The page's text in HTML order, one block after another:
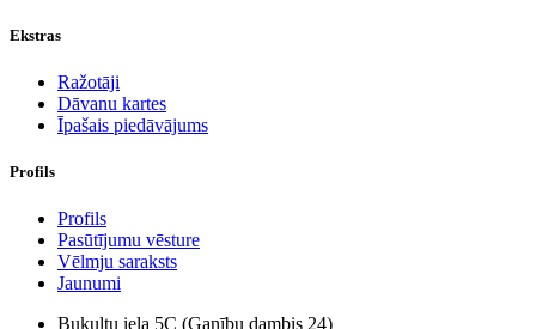
Ekstras
Ražotāji
Dāvanu kartes
Īpašais piedāvājums
Profils
Profils
Pasūtījumu vēsture
Vēlmju saraksts
Jaunumi
Bukultu iela 5C (Ganību dambis 24)